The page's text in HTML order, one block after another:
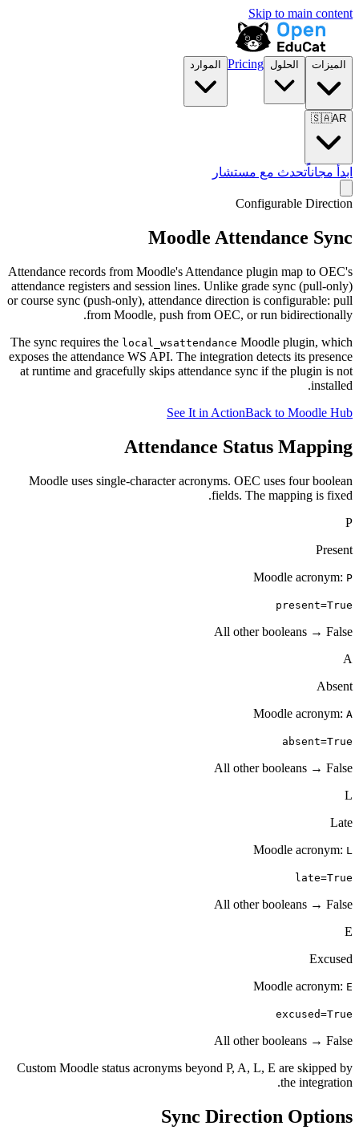
Skip to
الحلول Pricing الموارد
تحدث مع مستشار
Configurable
Moodle
Attendance records from Moodle's Attendance plugin map
attendance registers and session lines. Unlike grade sync
or course sync (push-only), attendance direction is
from Moodle, push from OEC, or run
The sync requires the local_wsattendanceMoodle
exposes the attendance WS API. The integration detects its
at runtime and gracefully skips attendance sync if the
See It in ActionBack to
Attendance Status
Moodle uses single-character acronyms. OEC uses
fields. The
Moodle
All other
Moodle
All other
Moodle
All other
Moodle
All other
Custom Moodle status acronyms beyond P, A, L, E are
the
Sync Direction